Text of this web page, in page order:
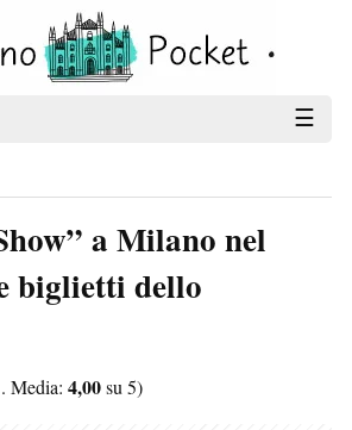
☰
a Milano nel
biglietti dello
. Media: 4,00su 5)